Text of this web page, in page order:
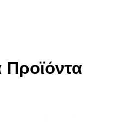
Προϊόντα